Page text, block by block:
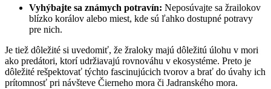
Vyhýbajte sa známych potravín: Neposúvajte sa žrailokov
blízko korálov alebo miest, kde sú ľahko dostupné potravy
pre nich.
Je tiež dôležité si uvedomiť, že žraloky majú dôležitú úlohu v mori
ako predátori, ktorí udržiavajú rovnováhu v ekosystéme. Preto je
dôležité rešpektovať týchto fascinujúcich tvorov a brať do úvahy ich
prítomnosť pri návšteve Čierneho mora či Jadranského mora.